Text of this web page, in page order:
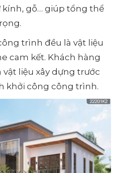
kính, gỗ… giúp tổng thể
trình đều là vật liệu
cam kết. Khách hàng
liệu xây dựng trước
khởi công công trình.